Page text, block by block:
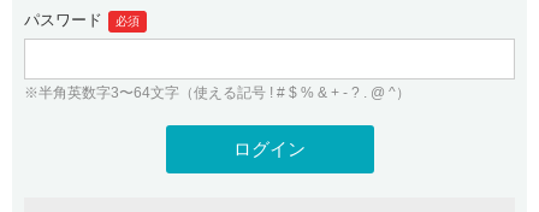
人気ドメインの種類
WHOIS検索
ドメイン・ホスティングOEM
Value Domainにログイン
パスワード 必須
※半角英数字3〜64文字（使える記号 ! # $ % & + - ? . @ ^）